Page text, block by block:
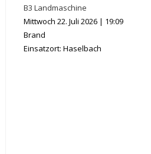
B3 Landmaschine
Mittwoch 22. Juli 2026 | 19:09
Brand
Einsatzort: Haselbach